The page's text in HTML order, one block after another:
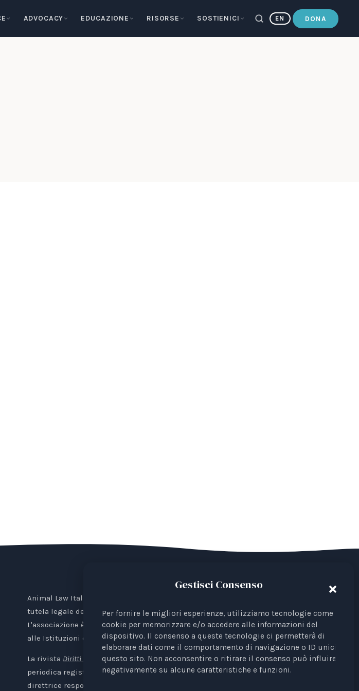
Gestisci Consenso
Per fornire le migliori esperienze, utilizziamo tecnologie come i
cookie per memorizzare e/o accedere alle informazioni del
dispositivo. Il consenso a queste tecnologie ci permetterà di
elaborare dati come il comportamento di navigazione o ID unici su
questo sito. Non acconsentire o ritirare il consenso può influire
negativamente su alcune caratteristiche e funzioni.
ADVOCACY EDUCAZIONE RISORSE SOSTIENICI EN DONA
Animal Law Italia è un Ente del Terzo Settore avente come finalità la
tutela legale degli animali. Iscrizione al RUNTS Rep. 4 del 01/03/2022.
L'associazione è riconosciuta come rappresentante di interessi davanti
alle Istituzioni europee.
La rivista Diritti degli Animali. Profili Etici, Scientifici e Giuridiciè testata
periodica registrata al Tribunale di Bari n. 8/2023 del 18/09/2023,
direttrice responsabile: Avv. Elisa Scarpino.